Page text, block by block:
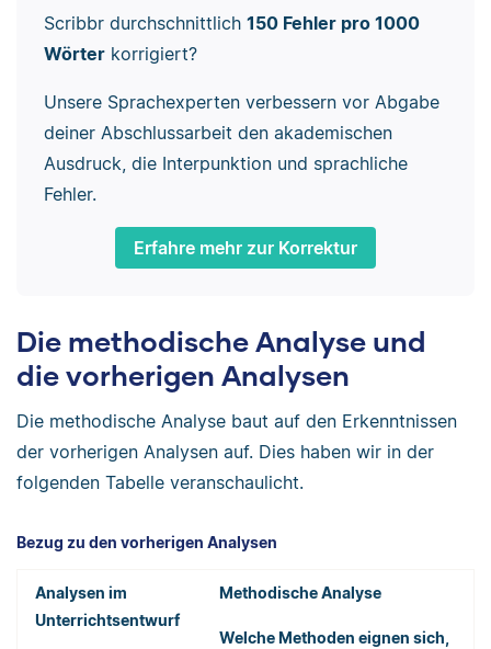
Scribbr durchschnittlich 150 Fehler pro 1000
Wörterkorrigiert?
Unsere Sprachexperten verbessern vor Abgabe
deiner Abschlussarbeit den akademischen
Ausdruck, die Interpunktion und sprachliche
Fehler.
Erfahre mehr zur Korrektur
Die methodische Analyse und
die vorherigen Analysen
Die methodische Analyse baut auf den Erkenntnissen
der vorherigen Analysen auf. Dies haben wir in der
folgenden Tabelle veranschaulicht.
Bezug zu den vorherigen Analysen
Analysen im
Unterrichtsentwurf
Methodische Analyse
Welche Methoden eignen sich,